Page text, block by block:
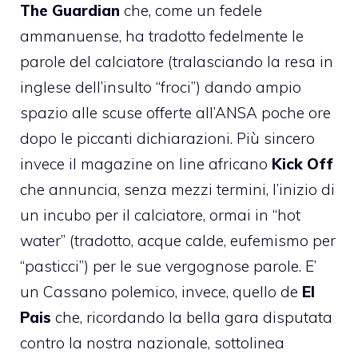
The Guardian che, come un fedele
ammanuense, ha tradotto fedelmente le
parole del calciatore (tralasciando la resa in
inglese dell’insulto “froci”) dando ampio
spazio alle scuse offerte all’ANSA poche ore
dopo le piccanti dichiarazioni. Più sincero
invece il magazine on line africano Kick Off
che annuncia, senza mezzi termini, l’inizio di
un incubo per il calciatore, ormai in “hot
water” (tradotto, acque calde, eufemismo per
“pasticci”) per le sue vergognose parole. E’
un Cassano polemico, invece, quello de El
Pais che, ricordando la bella gara disputata
contro la nostra nazionale, sottolinea